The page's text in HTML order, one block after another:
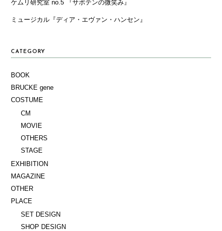
ケムリ研究室 no.5 『サボテンの微笑み』
ミュージカル『ディア・エヴァン・ハンセン』
CATEGORY
BOOK
BRUCKE gene
COSTUME
CM
MOVIE
OTHERS
STAGE
EXHIBITION
MAGAZINE
OTHER
PLACE
SET DESIGN
SHOP DESIGN